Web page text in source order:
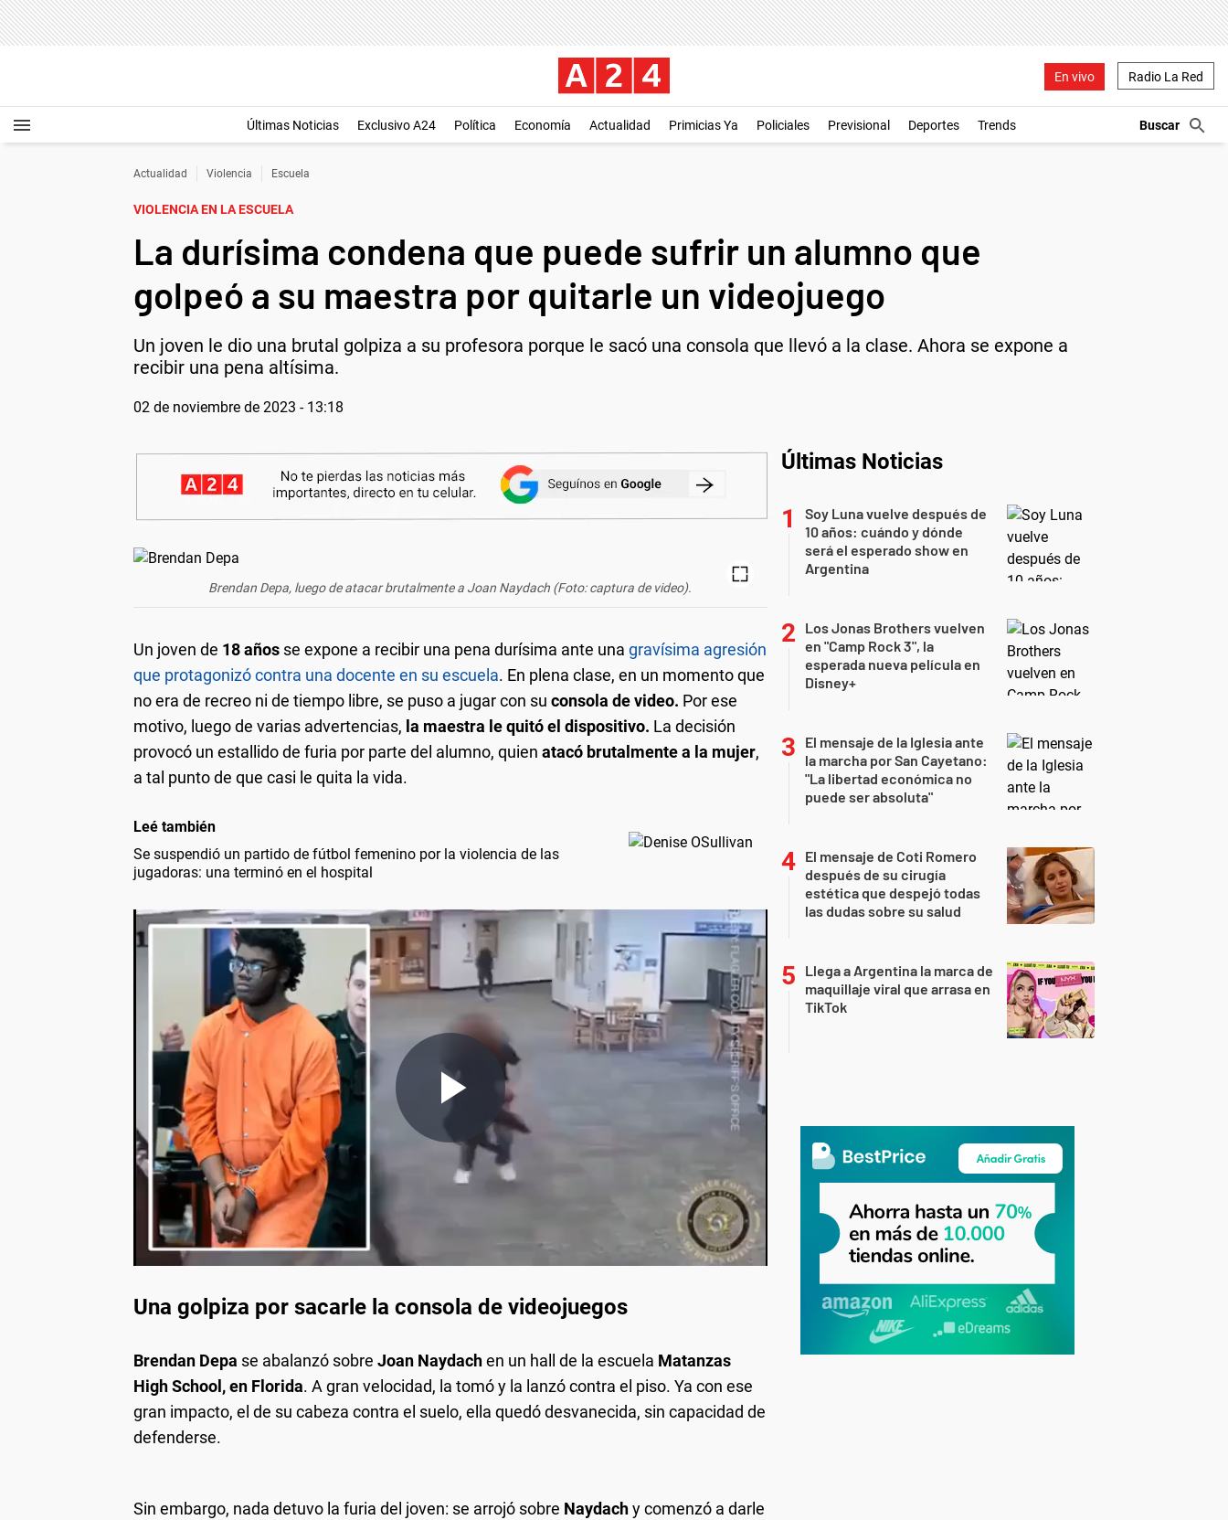
En vivo Radio La Red
Últimas Noticias Exclusivo A24 Política Economía Actualidad Primicias Ya Policiales Previsional Deportes Trends
Actualidad Violencia Escuela
VIOLENCIA EN LA ESCUELA
La durísima condena que puede sufrir un alumno que
golpeó a su maestra por quitarle un videojuego
Un joven le dio una brutal golpiza a su profesora porque le sacó una consola que llevó a la clase. Ahora se expone a
recibir una pena altísima.
02 de noviembre de 2023 - 13:18
Brendan Depa, luego de atacar brutalmente a Joan Naydach (Foto: captura de video).
Un joven de 18 años se expone a recibir una pena durísima ante una gravísima agresión
que protagonizó contra una docente en su escuela. En plena clase, en un momento que
no era de recreo ni de tiempo libre, se puso a jugar con su consola de video. Por ese
motivo, luego de varias advertencias, la maestra le quitó el dispositivo. La decisión
provocó un estallido de furia por parte del alumno, quien atacó brutalmente a la mujer,
a tal punto de que casi le quita la vida.
Leé también
Se suspendió un partido de fútbol femenino por la violencia de las
jugadoras: una terminó en el hospital
Una golpiza por sacarle la consola de videojuegos
Brendan Depa se abalanzó sobre Joan Naydachen un hall de la escuela Matanzas
High School, en Florida. A gran velocidad, la tomó y la lanzó contra el piso. Ya con ese
gran impacto, el de su cabeza contra el suelo, ella quedó desvanecida, sin capacidad de
defenderse.
Sin embargo, nada detuvo la furia del joven: se arrojó sobre Naydachy comenzó a darle
Últimas Noticias
Soy Luna vuelve después de
10 años: cuándo y dónde
será el esperado show en
Argentina
Los Jonas Brothers vuelven
en "Camp Rock 3", la
esperada nueva película en
Disney+
El mensaje de la Iglesia ante
la marcha por San Cayetano:
"La libertad económica no
puede ser absoluta"
El mensaje de Coti Romero
después de su cirugía
estética que despejó todas
las dudas sobre su salud
Llega a Argentina la marca de
maquillaje viral que arrasa en
TikTok